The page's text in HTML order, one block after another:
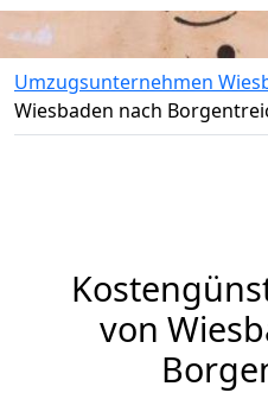
Umzugsunternehmen
Wiesbaden nach
von